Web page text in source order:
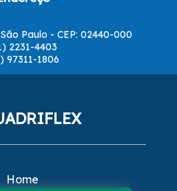
Paulo - CEP: 02440-000
2231-4403
97311-1806
Home